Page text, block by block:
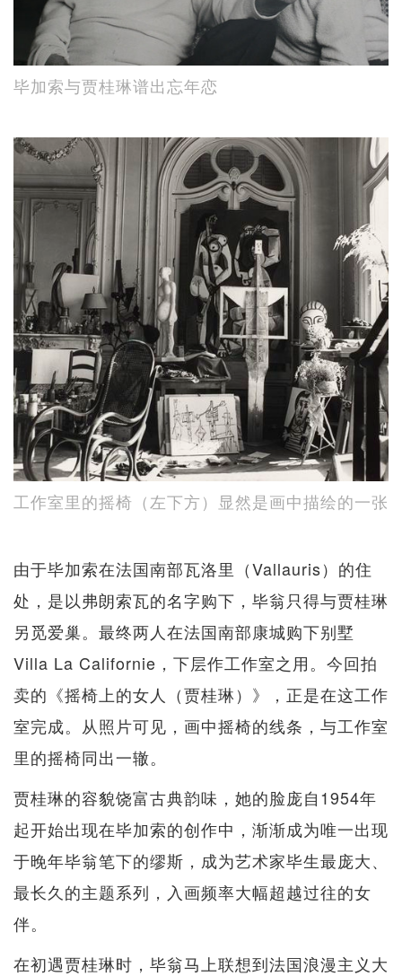
毕加索与贾桂琳谱出忘年恋
工作室里的摇椅（左下方）显然是画中描绘的一张
由于毕加索在法国南部瓦洛里（Vallauris）的住
处，是以弗朗索瓦的名字购下，毕翁只得与贾桂琳
另觅爱巢。最终两人在法国南部康城购下别墅
Villa La Californie，下层作工作室之用。今回拍
卖的《摇椅上的女人（贾桂琳）》，正是在这工作
室完成。从照片可见，画中摇椅的线条，与工作室
里的摇椅同出一辙。
贾桂琳的容貌饶富古典韵味，她的脸庞自1954年
起开始出现在毕加索的创作中，渐渐成为唯一出现
于晚年毕翁笔下的缪斯，成为艺术家毕生最庞大、
最长久的主题系列，入画频率大幅超越过往的女
伴。
在初遇贾桂琳时，毕翁马上联想到法国浪漫主义大